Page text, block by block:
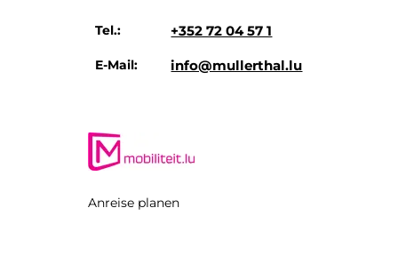
Tel.: +352 72 04 57 1
E-Mail: info@mullerthal.lu
Anreise planen